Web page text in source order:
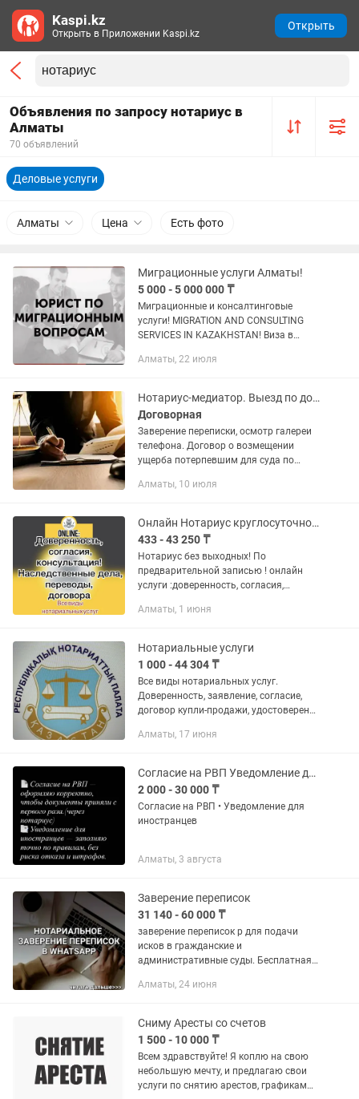
Объявления по запросу нотариус в
Алматы
70 объявлений
Деловые услуги
Алматы Цена Есть фото
Миграционные услуги Алматы!
5 000 - 5 000 000 ₸
Миграционные и консалтинговые
услуги! MIGRATION AND CONSULTING
SERVICES IN KAZAKHSTAN! Виза в
Регистрация ТОО для нерезидентов!
РВП...
Алматы, 22 июля
Нотариус-медиатор. Выезд по договоренности.
Договорная
Заверение переписки, осмотр галереи
телефона. Договор о возмещении
ущерба потерпевшим для суда по
делу. Соглашения о возмещении
Алматы, 10 июля
Онлайн Нотариус круглосуточно, с выездом
433 - 43 250 ₸
Нотариус без выходных! По
предварительной записью ! онлайн
услуги :доверенность, согласия,
консультация только через
Исполнительная надпись,...
Алматы, 1 июня
Нотариальные услуги
1 000 - 44 304 ₸
Все виды нотариальных услуг.
Доверенность, заявление, согласие,
договор купли-продажи, удостоверение
Алматы, 17 июня
Согласие на РВП Уведомление для иностранцев
2 000 - 30 000 ₸
Согласие на РВП • Уведомление для
иностранцев
Алматы, 3 августа
Заверение переписок
31 140 - 60 000 ₸
заверение переписок p для подачи
исков в гражданские и
административные суды. Бесплатная
Алматы, 24 июня
Сниму Аресты со счетов
1 500 - 10 000 ₸
Всем здравствуйте! Я коплю на свою
небольшую мечту, и предлагаю свои
услуги по снятию арестов, графикам
Kaspi.kz
Открыть в Приложении Kaspi.kz
Открыть